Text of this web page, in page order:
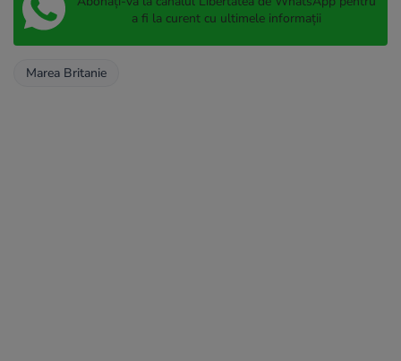
a fi la curent cu ultimele informații
Marea Britanie